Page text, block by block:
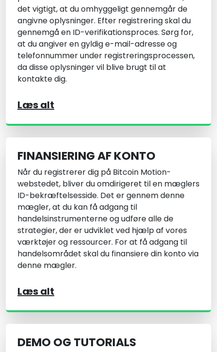
det vigtigt, at du omhyggeligt gennemgår de
angivne oplysninger. Efter registrering skal du
gennemgå en ID-verifikationsproces. Sørg for,
at du angiver en gyldig e-mail-adresse og
telefonnummer under registreringsprocessen,
da disse oplysninger vil blive brugt til at
kontakte dig.
Læs alt
FINANSIERING AF KONTO
Når du registrerer dig på Bitcoin Motion-
webstedet, bliver du omdirigeret til en mæglers
ID-bekræftelsesside. Det er gennem denne
mægler, at du kan få adgang til
handelsinstrumenterne og udføre alle de
strategier, der er udviklet ved hjælp af vores
værktøjer og ressourcer. For at få adgang til
handelsområdet skal du finansiere din konto via
denne mægler.
Læs alt
DEMO OG TUTORIALS